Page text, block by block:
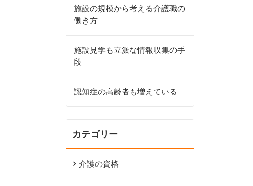
施設の規模から考える介護職の
働き方
施設見学も立派な情報収集の手
段
認知症の高齢者も増えている
カテゴリー
介護の資格